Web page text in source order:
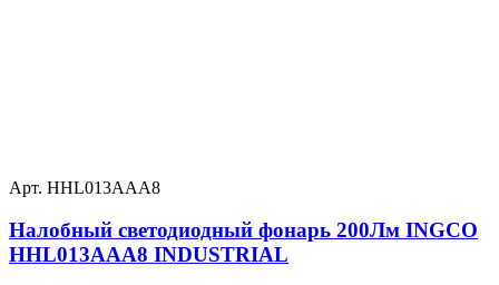
Арт. HHL013AAA8
Налобный светодиодный фонарь 200Лм INGCO
HHL013AAA8 INDUSTRIAL